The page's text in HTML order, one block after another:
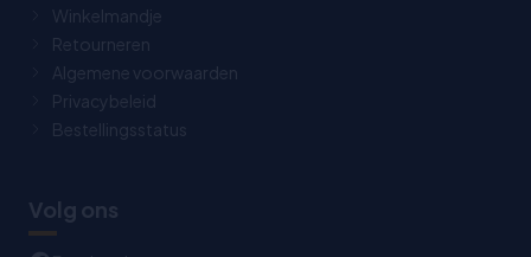
Winkelmandje
Retourneren
Algemene voorwaarden
Privacybeleid
Bestellingsstatus
Volg ons